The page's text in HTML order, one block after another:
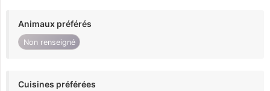
Animaux préférés
Non renseigné
Cuisines préférées